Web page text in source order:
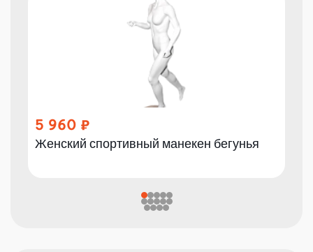
5 960
Женский спортивный манекен бегунья